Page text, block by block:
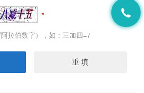
拉伯数字），如：三加四=7